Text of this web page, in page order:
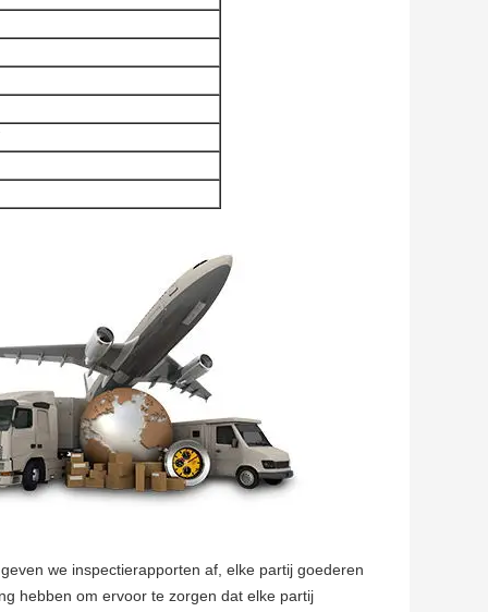
we inspectierapporten af, elke partij goederen
hebben om ervoor te zorgen dat elke partij